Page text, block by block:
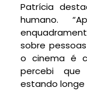
Patrícia
humano.
sobre
o cinema é
percebi que
estando longe